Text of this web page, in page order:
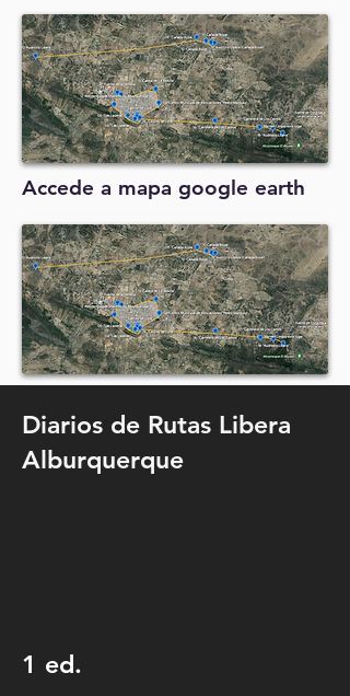
Accede a mapa google earth
Diarios de Rutas Libera
Alburquerque
1 ed.